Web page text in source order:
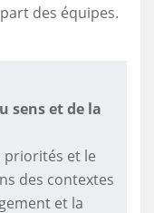
des équipes.
sens et de la
priorités et le
des contextes
et la